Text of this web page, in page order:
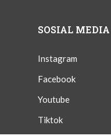
SOSIAL MEDIA
Instagram
Facebook
Youtube
Tiktok